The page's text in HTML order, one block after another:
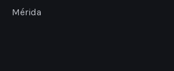
Mérida